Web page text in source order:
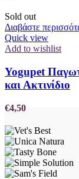
Sold out
Διαβάστε
Quick view
Add to wishlist
Yogupet
και Ακτινίδιο
€4,50